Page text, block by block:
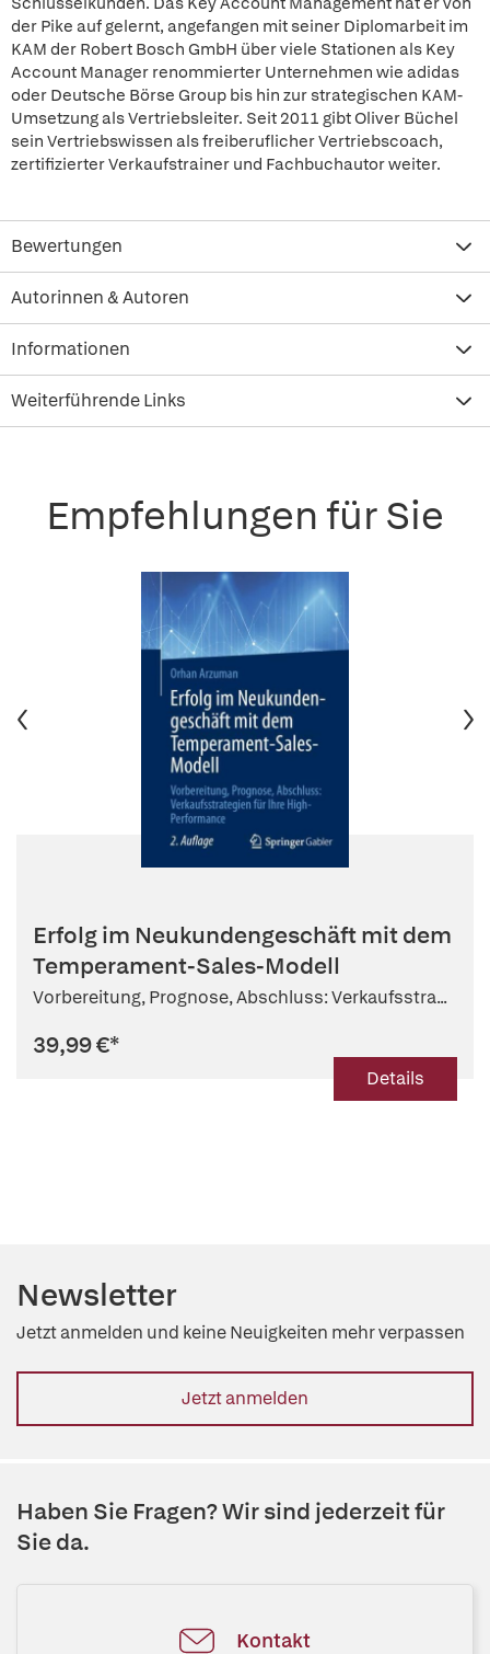
der Pike auf gelernt, angefangen mit seiner Diplomarbeit im
KAM der Robert Bosch GmbH über viele Stationen als Key
Account Manager renommierter Unternehmen wie adidas
oder Deutsche Börse Group bis hin zur strategischen KAM-
Umsetzung als Vertriebsleiter. Seit 2011 gibt Oliver Büchel
sein Vertriebswissen als freiberuflicher Vertriebscoach,
zertifizierter Verkaufstrainer und Fachbuchautor weiter.
Bewertungen
Autorinnen & Autoren
Informationen
Weiterführende Links
Empfehlungen für Sie
Erfolg im Neukundengeschäft mit dem
Temperament-Sales-Modell
Vorbereitung, Prognose, Abschluss: Verkaufsstra...
39,99 €*
Details
Newsletter
Jetzt anmelden und keine Neuigkeiten mehr verpassen
Jetzt anmelden
Haben Sie Fragen? Wir sind jederzeit für
Sie da.
Kontakt